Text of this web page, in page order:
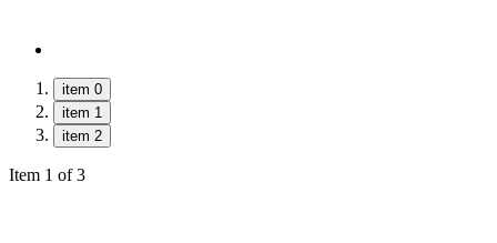
item 0
item 1
item 2
Item 1 of 3